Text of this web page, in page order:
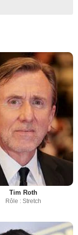
Tim Roth
Rôle : Stretch